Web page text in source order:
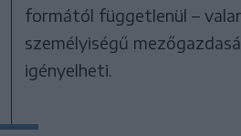
formától függetlenül –
személyiségű
igényelheti.